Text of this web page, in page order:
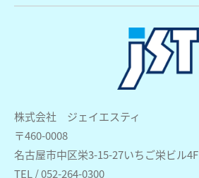
株式会社 ジェイエスティ
〒460-0008
名古屋市中区栄3-15-27いちご栄ビル4F
TEL / 052-264-0300